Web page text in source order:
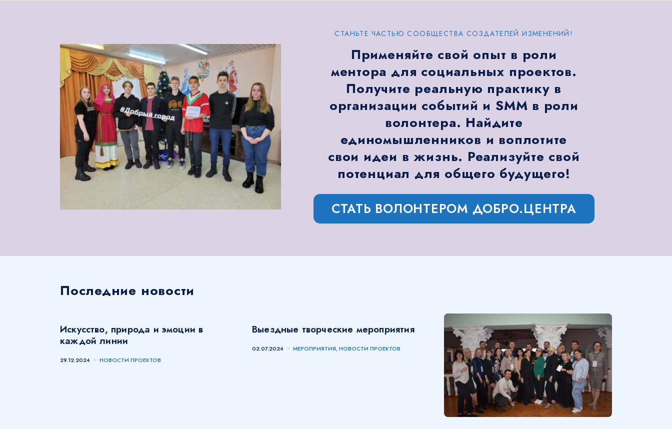
СТАНЬТЕ ЧАСТЬЮ СООБЩЕСТВА СОЗДАТЕЛЕЙ ИЗМЕНЕНИЙ!
Применяйте свой опыт в роли
ментора для социальных проектов.
Получите реальную практику в
организации событий и SMM в роли
волонтера. Найдите
единомышленников и воплотите
свои идеи в жизнь. Реализуйте свой
потенциал для общего будущего!
СТАТЬ ВОЛОНТЕРОМ ДОБРО.ЦЕНТРА
Последние новости
Искусство, природа и эмоции в
каждой линии
29.12.2024 НОВОСТИ ПРОЕКТОВ
Выездные творческие мероприятия
02.07.2024 МЕРОПРИЯТИЯ, НОВОСТИ ПРОЕКТОВ